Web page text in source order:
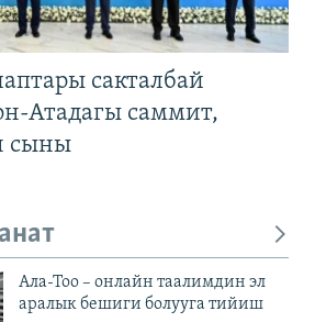
сакталбай
Атадагы саммит,
сыны
Ала-Тоо – онлайн таалимдин эл
аралык бешиги болууга тийиш